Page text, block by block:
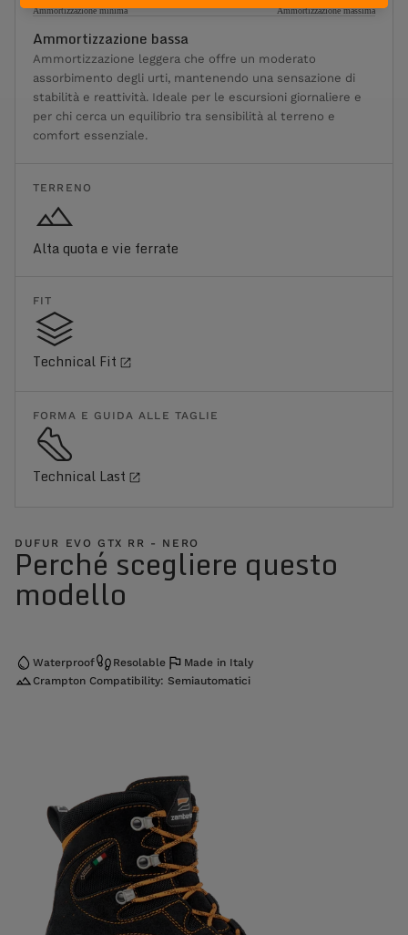
Ammortizzazione minima Ammortizzazione massima
Ammortizzazione bassa
Ammortizzazione leggera che offre un moderato
assorbimento degli urti, mantenendo una sensazione di
stabilità e reattività. Ideale per le escursioni giornaliere e
per chi cerca un equilibrio tra sensibilità al terreno e
comfort essenziale.
TERRENO
Alta quota e vie ferrate
FIT
Technical Fit
FORMA E GUIDA ALLE TAGLIE
Technical Last
DUFUR EVO GTX RR - NERO
Perché scegliere questo
modello
Waterproof Resolable
Made in Italy
Crampton Compatibility: Semiautomatici